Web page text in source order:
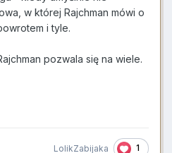
w której Rajchman mówi o
i tyle.
pozwala się na wiele.
LolikZabijaka 1